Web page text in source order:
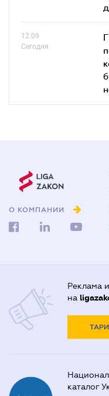
12.09
Сегодня
О КОМПАНИИ
Реклама
на
каталог